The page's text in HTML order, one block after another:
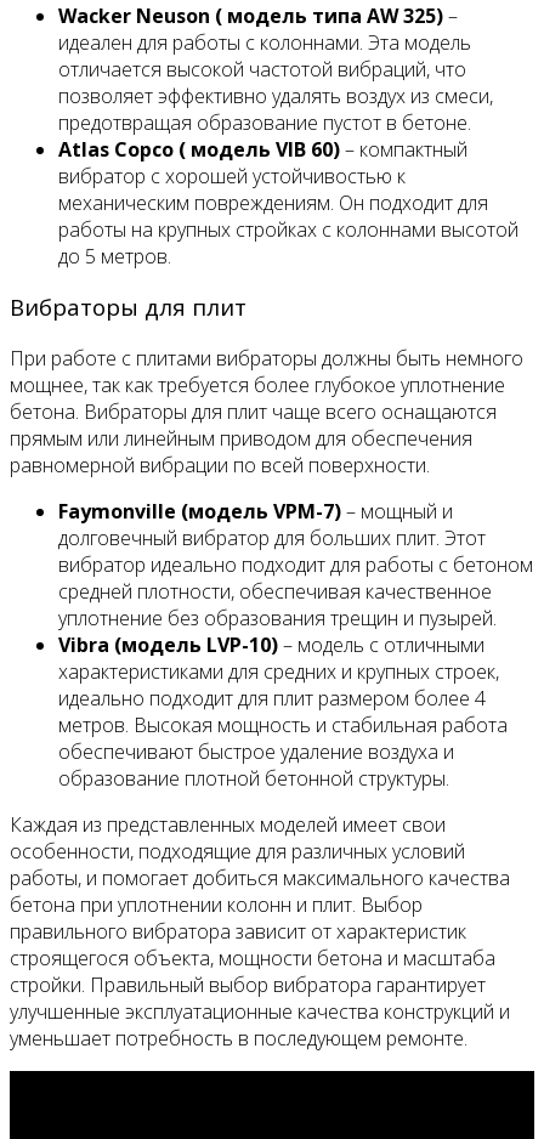
Wacker Neuson ( модель типа AW 325)–
идеален для работы с колоннами. Эта модель
отличается высокой частотой вибраций, что
позволяет эффективно удалять воздух из смеси,
предотвращая образование пустот в бетоне.
Atlas Copco ( модель VIB 60)– компактный
вибратор с хорошей устойчивостью к
механическим повреждениям. Он подходит для
работы на крупных стройках с колоннами высотой
до 5 метров.
Вибраторы для плит
При работе с плитами вибраторы должны быть немного
мощнее, так как требуется более глубокое уплотнение
бетона. Вибраторы для плит чаще всего оснащаются
прямым или линейным приводом для обеспечения
равномерной вибрации по всей поверхности.
Faymonville (модель VPM-7)– мощный и
долговечный вибратор для больших плит. Этот
вибратор идеально подходит для работы с бетоном
средней плотности, обеспечивая качественное
уплотнение без образования трещин и пузырей.
Vibra (модель LVP-10)– модель с отличными
характеристиками для средних и крупных строек,
идеально подходит для плит размером более 4
метров. Высокая мощность и стабильная работа
обеспечивают быстрое удаление воздуха и
образование плотной бетонной структуры.
Каждая из представленных моделей имеет свои
особенности, подходящие для различных условий
работы, и помогает добиться максимального качества
бетона при уплотнении колонн и плит. Выбор
правильного вибратора зависит от характеристик
строящегося объекта, мощности бетона и масштаба
стройки. Правильный выбор вибратора гарантирует
улучшенные эксплуатационные качества конструкций и
уменьшает потребность в последующем ремонте.